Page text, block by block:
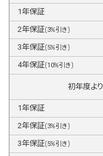
1年保証
2年保証(3%引き)
3年保証(5%引き)
4年保証(10%引き)
初年度より
1年保証
2年保証(3%引き)
3年保証(5%引き)